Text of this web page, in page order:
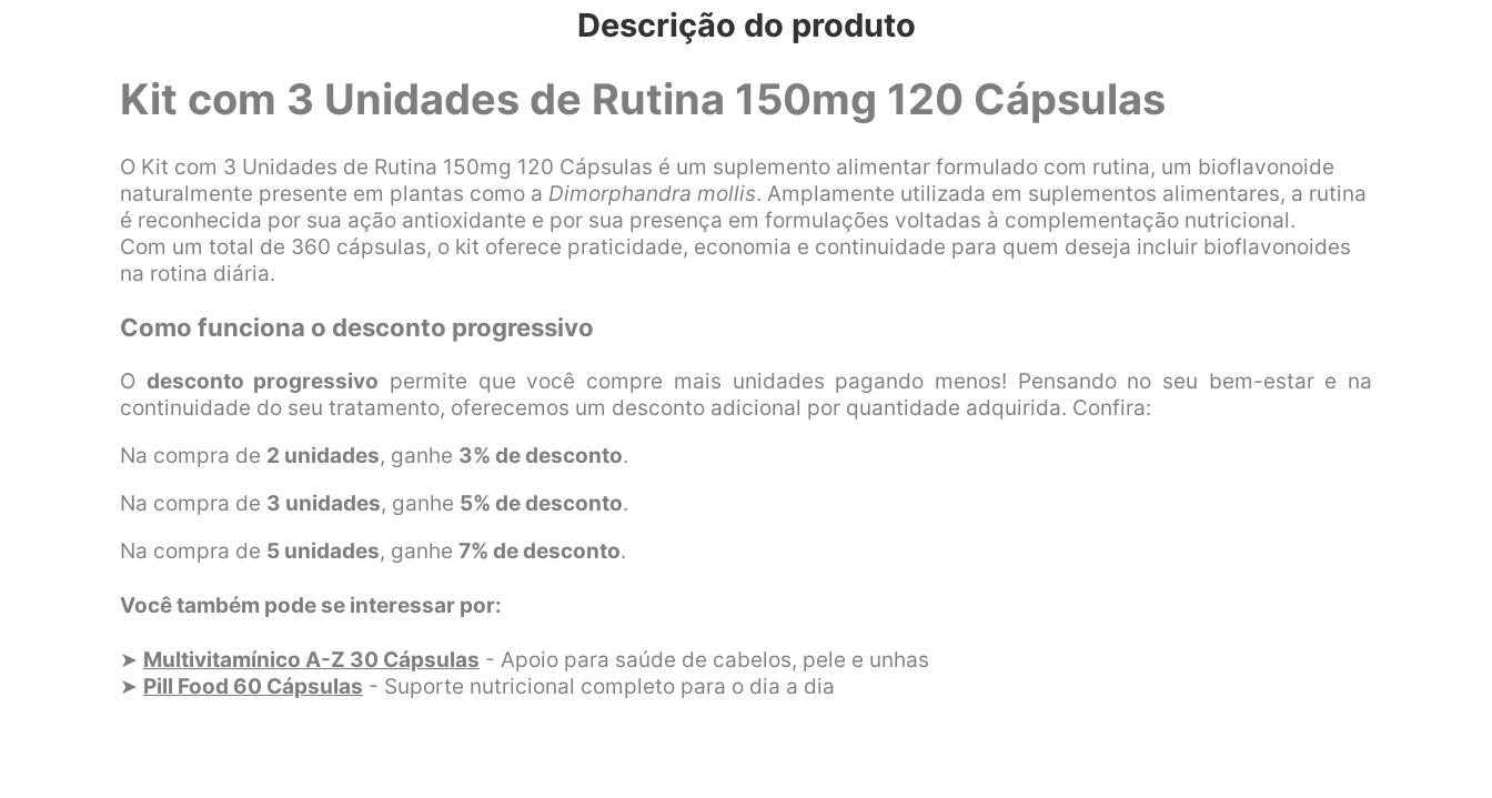
Descrição do produto
Kit com 3 Unidades de Rutina 150mg 120 Cápsulas
O Kit com 3 Unidades de Rutina 150mg 120 Cápsulas é um suplemento alimentar formulado com rutina, um bioflavonoide
naturalmente presente em plantas como a Dimorphandra mollis. Amplamente utilizada em suplementos alimentares, a rutina
é reconhecida por sua ação antioxidante e por sua presença em formulações voltadas à complementação nutricional.
Com um total de 360 cápsulas, o kit oferece praticidade, economia e continuidade para quem deseja incluir bioflavonoides
na rotina diária.
Como funciona o desconto progressivo
O desconto progressivo permite que você compre mais unidades pagando menos! Pensando no seu bem-estar e na
continuidade do seu tratamento, oferecemos um desconto adicional por quantidade adquirida. Confira:
Na compra de 2 unidades, ganhe 3% de desconto.
Na compra de 3 unidades, ganhe 5% de desconto.
Na compra de 5 unidades, ganhe 7% de desconto.
Você também pode se interessar por:
➤ Multivitamínico A-Z 30 Cápsulas - Apoio para saúde de cabelos, pele e unhas
➤ Pill Food 60 Cápsulas - Suporte nutricional completo para o dia a dia